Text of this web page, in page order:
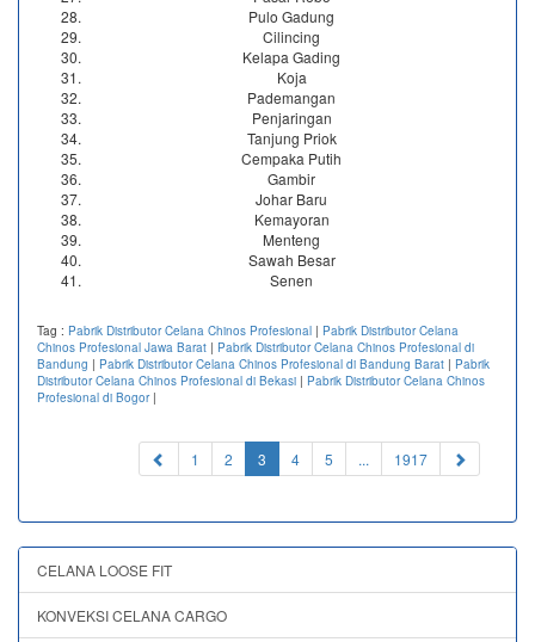
Pulo Gadung
Cilincing
Kelapa Gading
Koja
Pademangan
Penjaringan
Tanjung Priok
Cempaka Putih
Gambir
Johar Baru
Kemayoran
Menteng
Sawah Besar
Senen
Tag : Pabrik Distributor Celana Chinos Profesional | Pabrik Distributor Celana
Chinos Profesional Jawa Barat | Pabrik Distributor Celana Chinos Profesional di
Bandung | Pabrik Distributor Celana Chinos Profesional di Bandung Barat | Pabrik
Distributor Celana Chinos Profesional di Bekasi | Pabrik Distributor Celana Chinos
Profesional di Bogor|
1 2 3 (current)
4 5 ... 1917
CELANA LOOSE FIT
KONVEKSI CELANA CARGO